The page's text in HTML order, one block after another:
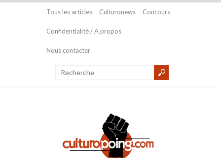
Tous les articles Culturonews Concours
Confidentialité / A propos
Nous contacter